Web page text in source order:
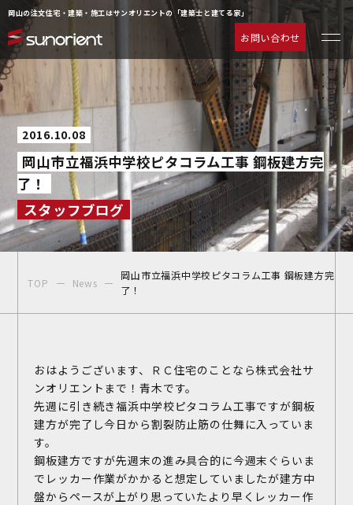
岡山の注文住宅・建築・施工はサンオリエントの「建築士と建てる家」
お問い合わせ
一級建築士の相談室
注文住宅について
ラインナップ
サービス
施工事例
物件情報
お客様の声
動画ギャラリー
よくあるご質問
企業情報
お知らせ
お問い合わせ
2016.10.08
岡山市立福浜中学校ピタコラム工事 鋼板建方完
了！
スタッフブログ
TOP News
岡山市立福浜中学校ピタコラム工事 鋼板建方完
了！
おはようございます、ＲＣ住宅のことなら株式会社サ
ンオリエントまで！青木です。
先週に引き続き福浜中学校ピタコラム工事ですが鋼板
建方が完了し今日から割裂防止筋の仕舞に入っていま
す。
鋼板建方ですが先週末の進み具合的に今週末ぐらいま
でレッカー作業がかかると想定していましたが建方中
盤からペースが上がり思っていたより早くレッカー作